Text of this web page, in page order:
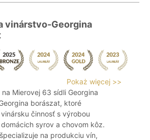
vinárstvo-Georgina
Pokaż więcej >>
na Mierovej 63 sídli Georgina
borászat, ktoré
činnosť s výrobou
syrov a chovom kôz.
na produkciu vín,